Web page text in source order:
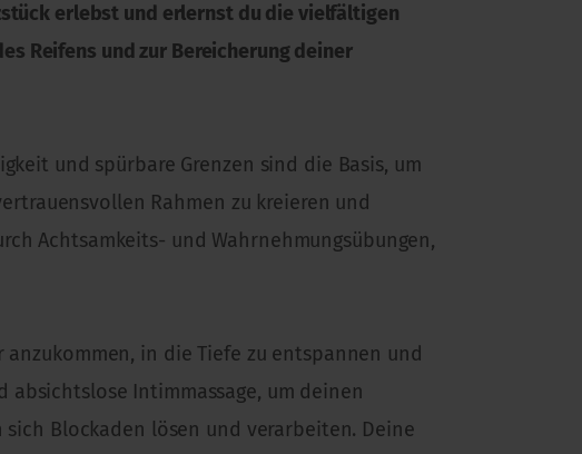
erlebst und erlernst du die vielfältigen
Reifens und zur Bereicherung deiner
und spürbare Grenzen sind die Basis, um
Rahmen zu kreieren und
Achtsamkeits- und Wahrnehmungsübungen,
in die Tiefe zu entspannen und
Intimmassage, um deinen
Blockaden lösen und verarbeiten. Deine